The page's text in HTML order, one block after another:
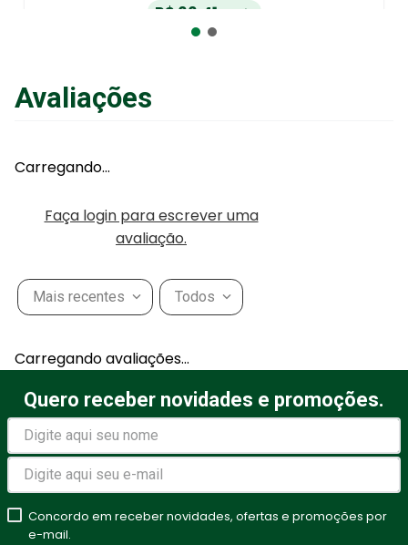
R$66,41no Pix
,90em até
Adicionar ao Carrinho
Avaliações
Carregando…
Faça login para escrever uma
avaliação.
Mais recentes Todos
Carregando avaliações…
Quero receber novidades e promoções.
Concordo em receber novidades, ofertas e promoções por
e-mail.